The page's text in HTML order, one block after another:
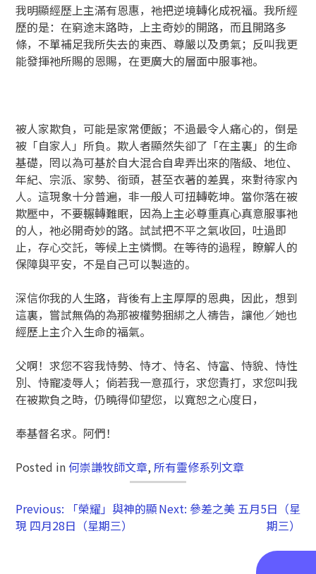
我明顯經歷上主滿有恩惠，祂把逆境轉化成祝福。我所經
歷的是：在窮途末路時，上主奇妙的開路，而且開路多
條，不單補足我所失去的東西、尊嚴以及勇氣；反叫我更
能發揮祂所賜的恩賜，在更廣大的層面中服事祂。
被人家欺負，可能是家常便飯；不過最令人痛心的，倒是
被「自家人」所負。欺人者顯然失卻了「在主裏」的生命
基礎，罔以為可基於自大混合自卑弄出來的階級、地位、
年紀、宗派、家勢、銜頭，甚至衣著的差異，來對待家內
人。這現象十分普遍，非一般人可扭轉乾坤。當你落在被
欺壓中，不要輾轉難眠，因為上主必尊重真心真意服事祂
的人，祂必開奇妙的路。試試把不平之氣收回，吐過即
止，存心交託，等候上主憐憫。在等待的過程，瞭解人的
保障與平安，不是自己可以製造的。
深信你我的人生路，背後有上主厚厚的恩典，因此，想到
這裏，嘗試無偽的為那被權勢捆綁之人禱告，讓他／她也
經歷上主介入生命的福氣。
父啊！求您不容我恃勢、恃才、恃名、恃富、恃貌、恃性
別、恃寵凌辱人；倘若我一意孤行，求您責打，求您叫我
在被欺負之時，仍曉得仰望您，以寬恕之心度日，
奉基督名求。阿們！
Posted in 何崇謙牧師文章, 所有靈修系列文章
Previous:
「榮耀」與神的顯
現 四月28日（星期三）
Next: 參差之美 五月5日（星
期三）